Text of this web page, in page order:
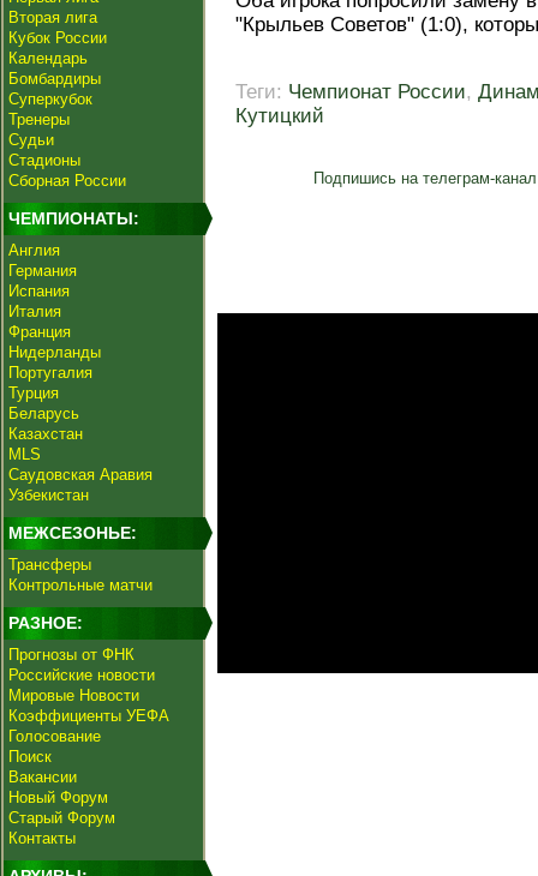
Вторая лига
Кубок России
Календарь
Бомбардиры
Суперкубок
Тренеры
Судьи
Стадионы
Сборная России
ЧЕМПИОНАТЫ:
Англия
Германия
Испания
Италия
Франция
Нидерланды
Португалия
Турция
Беларусь
Казахстан
MLS
Саудовская Аравия
Узбекистан
МЕЖСЕЗОНЬЕ:
Трансферы
Контрольные матчи
РАЗНОЕ:
Прогнозы от ФНК
Российские новости
Мировые Новости
Коэффициенты УЕФА
Голосование
Поиск
Вакансии
Новый Форум
Старый Форум
Контакты
"Крыльев Советов" (1:0),
Теги: Чемпионат России,
Кутицкий
Подпишись на телеграм-